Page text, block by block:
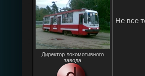
Директор локомотивного
завода
Не все